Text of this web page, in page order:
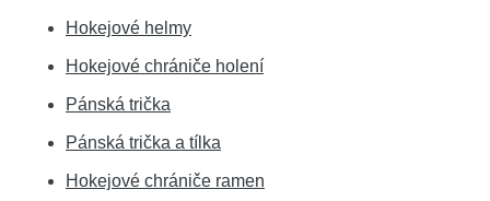
Hokejové helmy
Hokejové chrániče holení
Pánská trička
Pánská trička a tílka
Hokejové chrániče ramen